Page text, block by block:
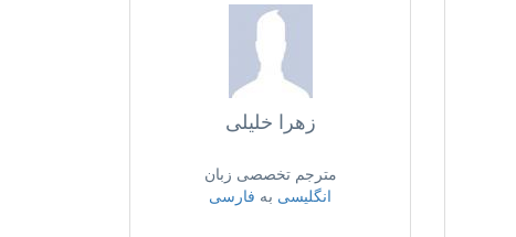
زهرا خلیلی
مترجم تخصصی زبان
انگلیسی به فارسی